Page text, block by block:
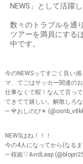
NEWS」として活躍
数々のトラブルを通
ツアーを満員にする
中です。
今のNEWSってすごく良い
マ、てごはサッカー関連の
仕事なくて暇！なんて言っ
てきてて嬉しい。解散しろ
— 🌹おしのび☀
NEWSはね！！！
今の4人になってから(なる
— 桜姫▽AvidLeap